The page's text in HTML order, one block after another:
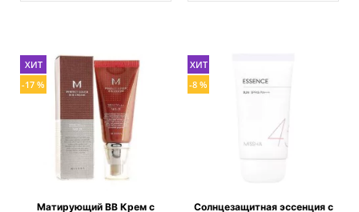
ХИТ
-17 %
Матирующий ВВ Крем с
ХИТ
-8 %
Солнцезащитная эссенция с